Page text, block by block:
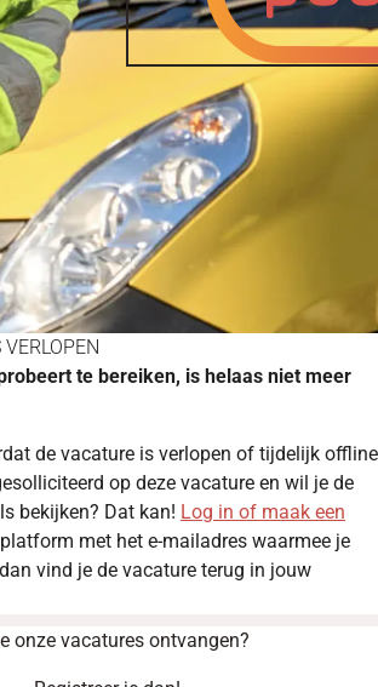
te bereiken, is helaas niet meer
de vacature is verlopen of tijdelijk offline
op deze vacature en wil je de
bekijken? Dat kan! Log in of maak een
met het e-mailadres waarmee je
vind je de vacature terug in jouw
onze vacatures ontvangen?